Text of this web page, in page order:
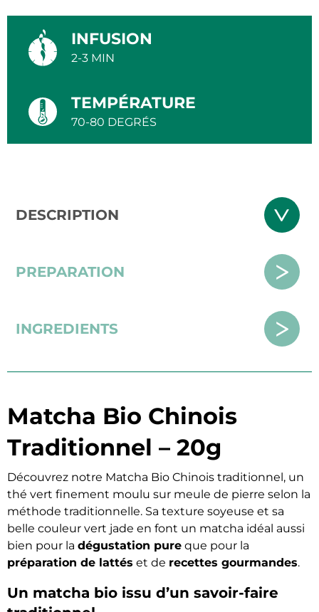
INFUSION
2-3 MIN
TEMPÉRATURE
70-80 DEGRÉS
DESCRIPTION
PREPARATION
INGREDIENTS
Matcha Bio Chinois
Traditionnel – 20g
Découvrez notre Matcha Bio Chinois traditionnel, un
thé vert finement moulu sur meule de pierre selon la
méthode traditionnelle. Sa texture soyeuse et sa
belle couleur vert jade en font un matcha idéal aussi
bien pour la dégustation pure que pour la
préparation de lattés et de recettes gourmandes.
Un matcha bio issu d’un savoir-faire